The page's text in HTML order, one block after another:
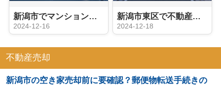
新潟市でマンション買取！成功するための秘訣とは？
2024-12-16
新潟市東区で不動産買取！信頼の取引ポイント紹介
2024-12-18
不動産売却
新潟市の空き家売却前に要確認？郵便物転送手続きの